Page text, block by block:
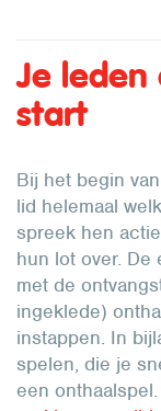
Je
start
Bij het begin
lid helemaal
spreek hen
hun lot over. De
met de
ingeklede)
instappen. In
spelen, die je
een onthaalspel.